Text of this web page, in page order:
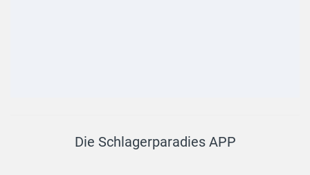
Die Schlagerparadies APP